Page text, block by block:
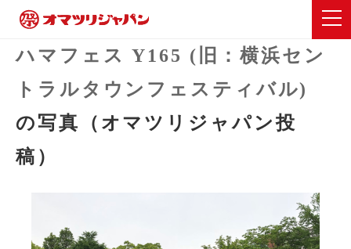
ハマフェス Y165 (旧：横浜セン
トラルタウンフェスティバル)
の写真（オマツリジャパン投
稿）